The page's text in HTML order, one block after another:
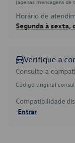
(apenas mensagens de
Horário de
Segunda à sexta,
Verifique a
Consulte a
Código original
Compatibilidade
Entrar